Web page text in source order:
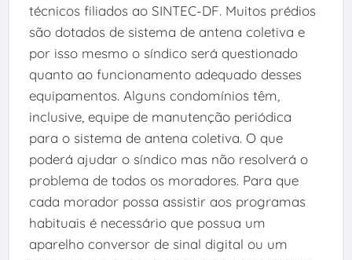
técnicos filiados ao SINTEC-DF. Muitos prédios
são dotados de sistema de antena coletiva e
por isso mesmo o síndico será questionado
quanto ao funcionamento adequado desses
equipamentos. Alguns condomínios têm,
inclusive, equipe de manutenção periódica
para o sistema de antena coletiva. O que
poderá ajudar o síndico mas não resolverá o
problema de todos os moradores. Para que
cada morador possa assistir aos programas
habituais é necessário que possua um
aparelho conversor de sinal digital ou um